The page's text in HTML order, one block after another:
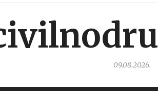
09.08.2026.